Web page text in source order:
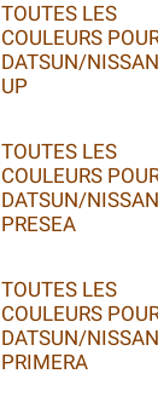
TOUTES LES
COULEURS
DATSUN/
UP
TOUTES LES
COULEURS
DATSUN/NISSAN
PRESEA
TOUTES LES
COULEURS
DATSUN/NISSAN
PRIMERA